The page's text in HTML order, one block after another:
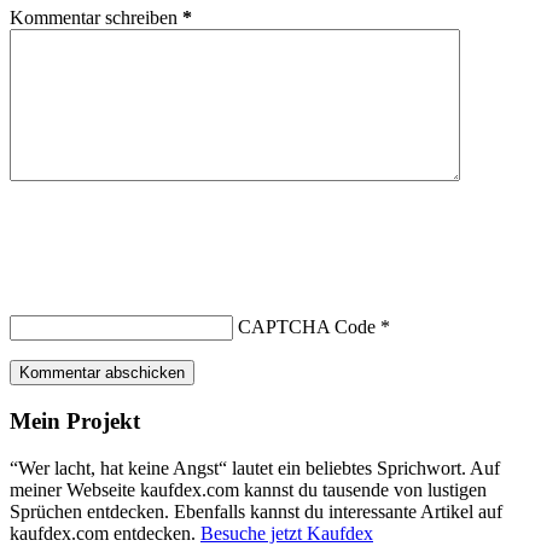
Kommentar schreiben *
CAPTCHA Code *
Kommentar abschicken
Mein Projekt
“Wer lacht, hat keine Angst“ lautet ein beliebtes Sprichwort. Auf
meiner Webseite kaufdex.com kannst du tausende von lustigen
Sprüchen entdecken. Ebenfalls kannst du interessante Artikel auf
kaufdex.com entdecken. Besuche jetzt Kaufdex